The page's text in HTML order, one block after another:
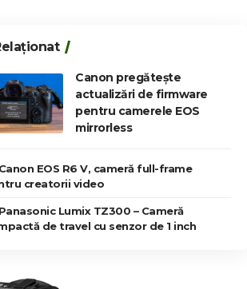
Canon pregătește
actualizări de firmware
pentru camerele EOS
mirrorless
Canon EOS R6 V, cameră full-frame
creatorii video
Panasonic Lumix TZ300 – Cameră
de travel cu senzor de 1 inch